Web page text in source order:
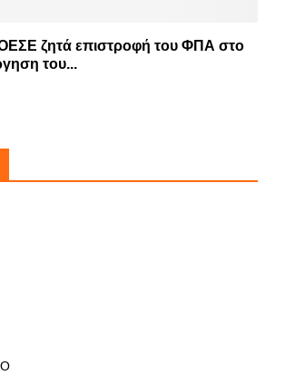
ζητά επιστροφή του ΦΠΑ στο
του...